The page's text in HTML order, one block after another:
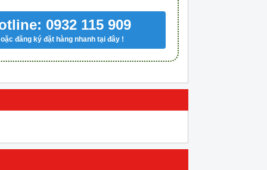
0932 115 909
đăng ký đặt hàng nhanh tại đây !